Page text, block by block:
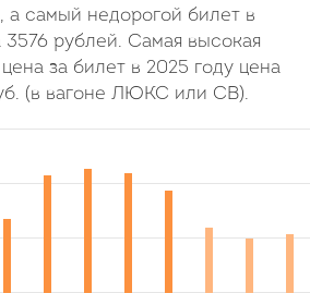
, а самый недорогой билет в
3576 рублей. Самая высокая
за билет в 2025 году цена
(в вагоне ЛЮКС или СВ).